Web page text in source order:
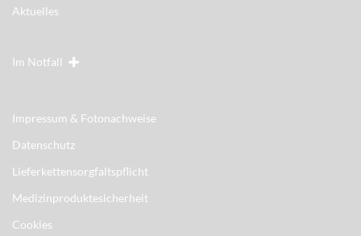
Aktuelles
Im Notfall
Impressum & Fotonachweise
Datenschutz
Lieferkettensorgfaltspflicht
Medizinproduktesicherheit
Cookies